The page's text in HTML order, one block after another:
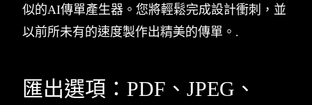
似的AI傳單產生器。您將輕鬆完成設計衝刺，並
以前所未有的速度製作出精美的傳單。.
匯出選項：PDF、JPEG、